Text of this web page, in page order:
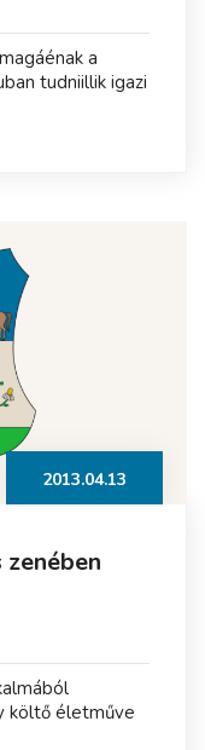
a
tudniillik igazi
2013.04.13
költő életműve